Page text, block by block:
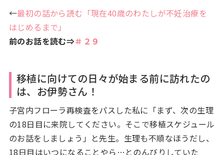
←最初の話から読む「現在40歳のわたしが不妊治療を
はじめるまで」
前のお話を読む⇒＃２９
移植に向けての日々が始まる前に訪れたの
は、お伊勢さん！
子宮内フローラ再検査をパスした私に「まず、次の生理
の18日目に来院してください。そこで移植スケジュール
のお話をしましょう」と先生。生理も不順なほうだし、
18日目はいつになることやら…とのんびりしていた